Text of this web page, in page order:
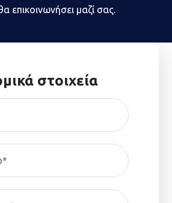
επικοινωνήσει μαζί σας.
στοιχεία